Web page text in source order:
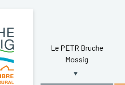
d’outils
Le PETR Bruche
Mossig